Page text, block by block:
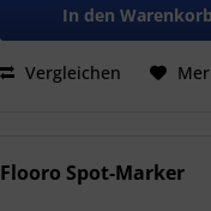
In den Warenkorb
Vergleichen
Flooro Spot-Marker